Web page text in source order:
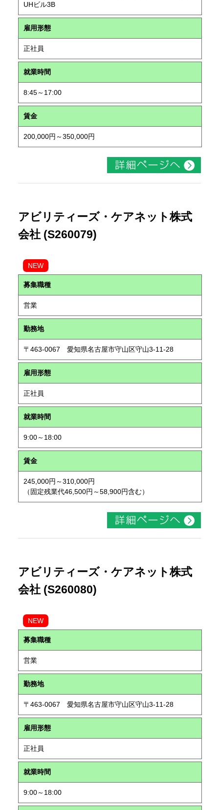
UHビル3B
雇用形態
正社員
就業時間
8:45～17:00
賃金
200,000円～350,000円
アビリティーズ・ケアネット株式
会社 (S260079)
NEW
募集職種
営業
勤務地
〒463-0067 愛知県名古屋市守山区守山3-11-28
雇用形態
正社員
就業時間
9:00～18:00
賃金
245,000円～310,000円
（固定残業代46,500円～58,900円含む）
アビリティーズ・ケアネット株式
会社 (S260080)
NEW
募集職種
営業
勤務地
〒463-0067 愛知県名古屋市守山区守山3-11-28
雇用形態
正社員
就業時間
9:00～18:00